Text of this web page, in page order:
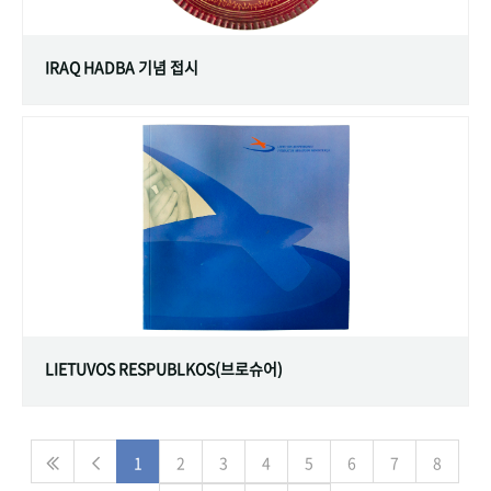
IRAQ HADBA 기념 접시
LIETUVOS RESPUBLKOS(브로슈어)
1 2 3 4 5 6 7 8